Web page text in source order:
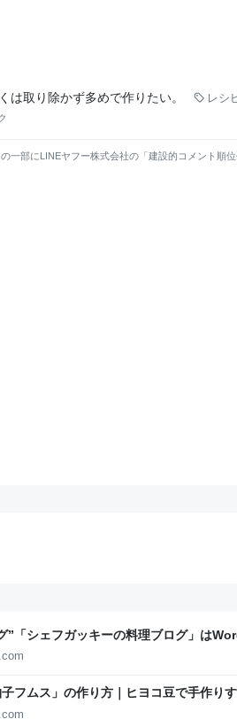
は取り除かず多めで作りたい。 レシ
一部にLINEヤフー株式会社の「建設的コメント順
”「シェフガッキーの料理ブログ」は
by Chef Gakky
子フムス」の作り方｜ヒヨコ豆で手作り
by Chef Gakky